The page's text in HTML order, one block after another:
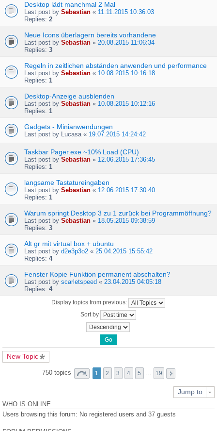
Desktop lädt manchmal 2 Mal
Last post by Sebastian « 11.11.2015 10:36:03
Replies: 2
Neue Icons überlagern bereits vorhandene
Last post by Sebastian « 20.08.2015 11:06:34
Replies: 3
Regeln in zeitlichen abständen anwenden und performance
Last post by Sebastian « 10.08.2015 10:16:18
Replies: 1
Desktop-Anzeige ausblenden
Last post by Sebastian « 10.08.2015 10:12:16
Replies: 1
Gadgets - Minianwendungen
Last post by Lucasa« 19.07.2015 14:24:42
Taskbar Pager.exe ~10% Load (CPU)
Last post by Sebastian « 12.06.2015 17:36:45
Replies: 1
langsame Tastatureingaben
Last post by Sebastian « 12.06.2015 17:30:40
Replies: 1
Warum springt Desktop 3 zu 1 zurück bei Programmöffnung?
Last post by Sebastian « 18.05.2015 09:38:59
Replies: 3
Alt gr mit virtual box + ubuntu
Last post by d2e3p3o2 « 25.04.2015 15:55:42
Replies: 4
Fenster Kopie Funktion permanent abschalten?
Last post by scarletspeed « 23.04.2015 04:05:18
Replies: 4
Display topics from previous:
Sort by
New Topic
750 topics 1 2 3 4 5 … 19
Jump to
WHO IS ONLINE
Users browsing this forum: No registered users and 37 guests